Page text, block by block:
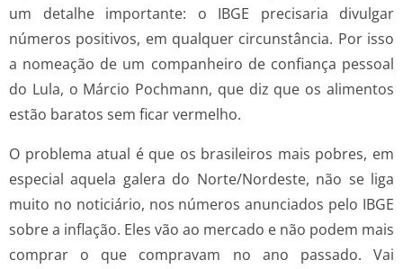
um detalhe importante: o IBGE precisaria divulgar
números positivos, em qualquer circunstância. Por isso
a nomeação de um companheiro de confiança pessoal
do Lula, o Márcio Pochmann, que diz que os alimentos
estão baratos sem ficar vermelho.
O problema atual é que os brasileiros mais pobres, em
especial aquela galera do Norte/Nordeste, não se liga
muito no noticiário, nos números anunciados pelo IBGE
sobre a inflação. Eles vão ao mercado e não podem mais
comprar o que compravam no ano passado. Vai